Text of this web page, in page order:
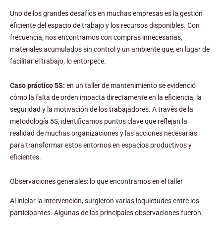
Uno de los grandes desafíos en muchas empresas es la gestión
eficiente del espacio de trabajo y los recursos disponibles. Con
frecuencia, nos encontramos con compras innecesarias,
materiales acumulados sin control y un ambiente que, en lugar de
facilitar el trabajo, lo entorpece.
Caso práctico 5S: en un taller de mantenimiento se evidenció
cómo la falta de orden impacta directamente en la eficiencia, la
seguridad y la motivación de los trabajadores. A través de la
metodología 5S, identificamos puntos clave que reflejan la
realidad de muchas organizaciones y las acciones necesarias
para transformar estos entornos en espacios productivos y
eficientes.
Observaciones generales: lo que encontramos en el taller
Al iniciar la intervención, surgieron varias inquietudes entre los
participantes. Algunas de las principales observaciones fueron: